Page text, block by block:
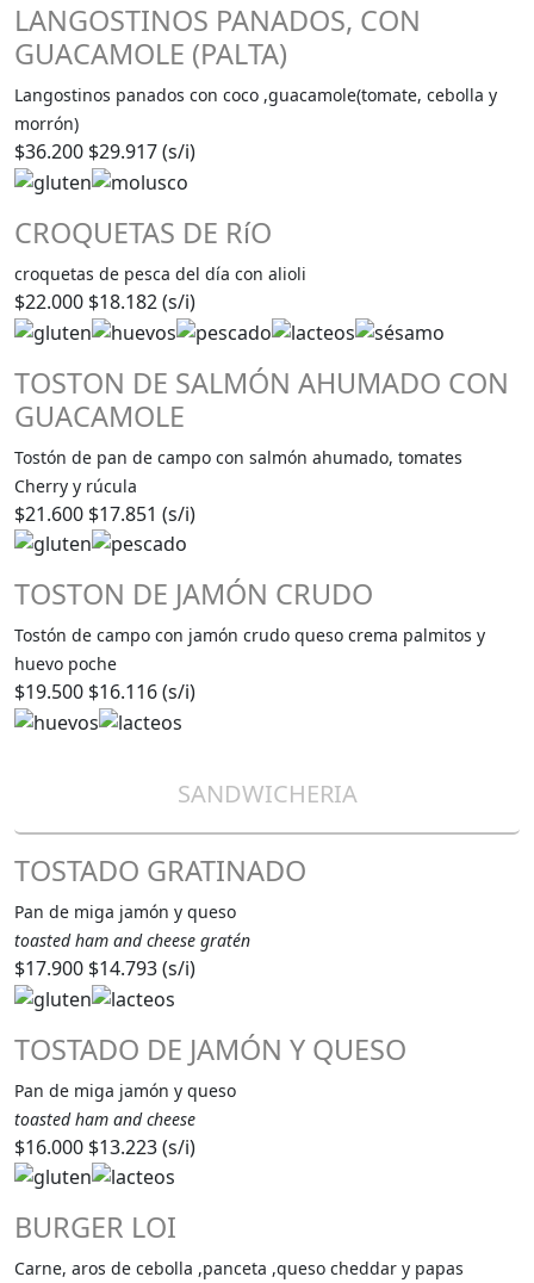
LANGOSTINOS PANADOS, CON
GUACAMOLE (PALTA)
Langostinos panados con coco ,guacamole(tomate, cebolla y
morrón)
$36.200 $29.917 (s/i)
CROQUETAS DE RíO
croquetas de pesca del día con alioli
$22.000 $18.182 (s/i)
TOSTON DE SALMÓN AHUMADO CON
GUACAMOLE
Tostón de pan de campo con salmón ahumado, tomates
Cherry y rúcula
$21.600 $17.851 (s/i)
TOSTON DE JAMÓN CRUDO
Tostón de campo con jamón crudo queso crema palmitos y
huevo poche
$19.500 $16.116 (s/i)
SANDWICHERIA
TOSTADO GRATINADO
Pan de miga jamón y queso
toasted ham and cheese gratén
$17.900 $14.793 (s/i)
TOSTADO DE JAMÓN Y QUESO
Pan de miga jamón y queso
toasted ham and cheese
$16.000 $13.223 (s/i)
BURGER LOI
Carne, aros de cebolla ,panceta ,queso cheddar y papas